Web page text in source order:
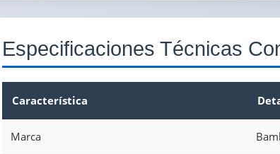
Especificaciones Técnicas
Característica
Marca